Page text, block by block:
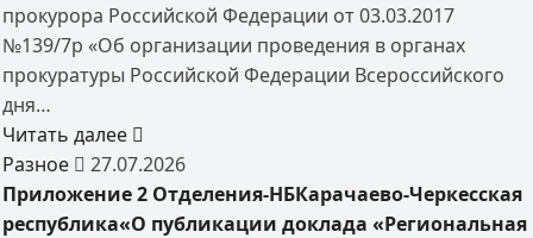
прокурора Российской Федерации от 03.03.2017
№139/7р «Об организации проведения в органах
прокуратуры Российской Федерации Всероссийского
дня…
Читать далее
Разное
27.07.2026
Приложение 2 Отделения-НБКарачаево-Черкесская
республика«О публикации доклада «Региональная